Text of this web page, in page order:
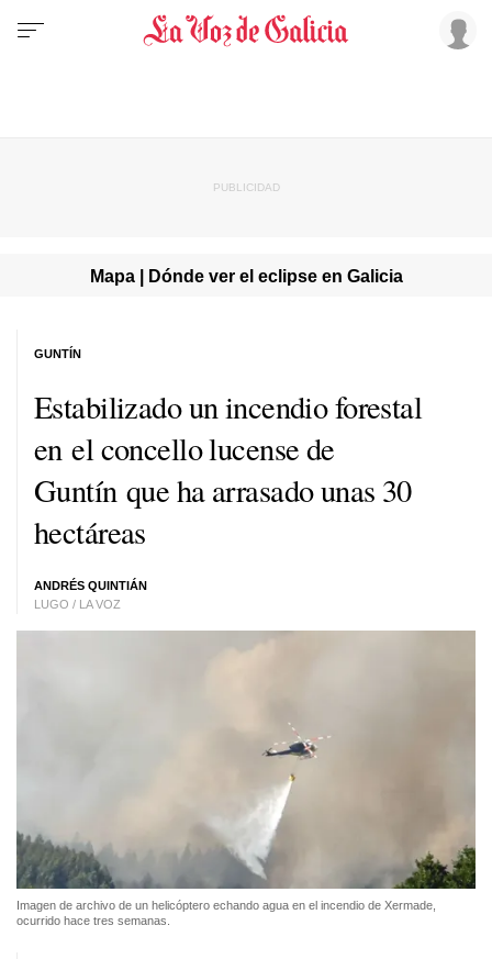
Mapa | Dónde ver el eclipse en Galicia
Estabilizado un incendio forestal
en el concello lucense de
Guntín que ha arrasado unas 30
hectáreas
ANDRÉS QUINTIÁN
LUGO / LA VOZ
GUNTÍN
Imagen de archivo de un helicóptero echando agua en el incendio de Xermade,
ocurrido hace tres semanas.